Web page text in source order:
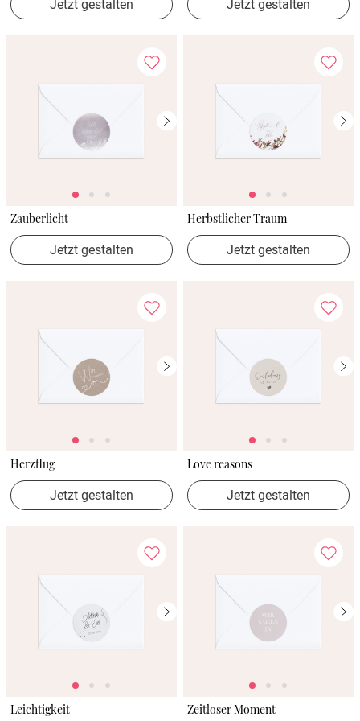
Jetzt gestalten Jetzt gestalten
Zauberlicht
Jetzt gestalten
Herbstlicher Traum
Jetzt gestalten
Herzflug
Jetzt gestalten
Love reasons
Jetzt gestalten
Leichtigkeit Zeitloser Moment